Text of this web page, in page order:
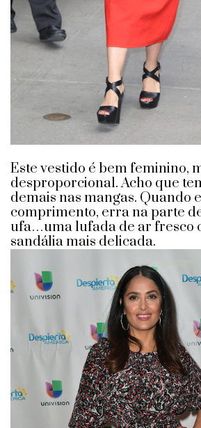
Este vestido é bem feminino,
desproporcional. Acho que
demais nas mangas. Quando
comprimento, erra na parte
ufa…uma lufada de ar fresco
sandália mais delicada.